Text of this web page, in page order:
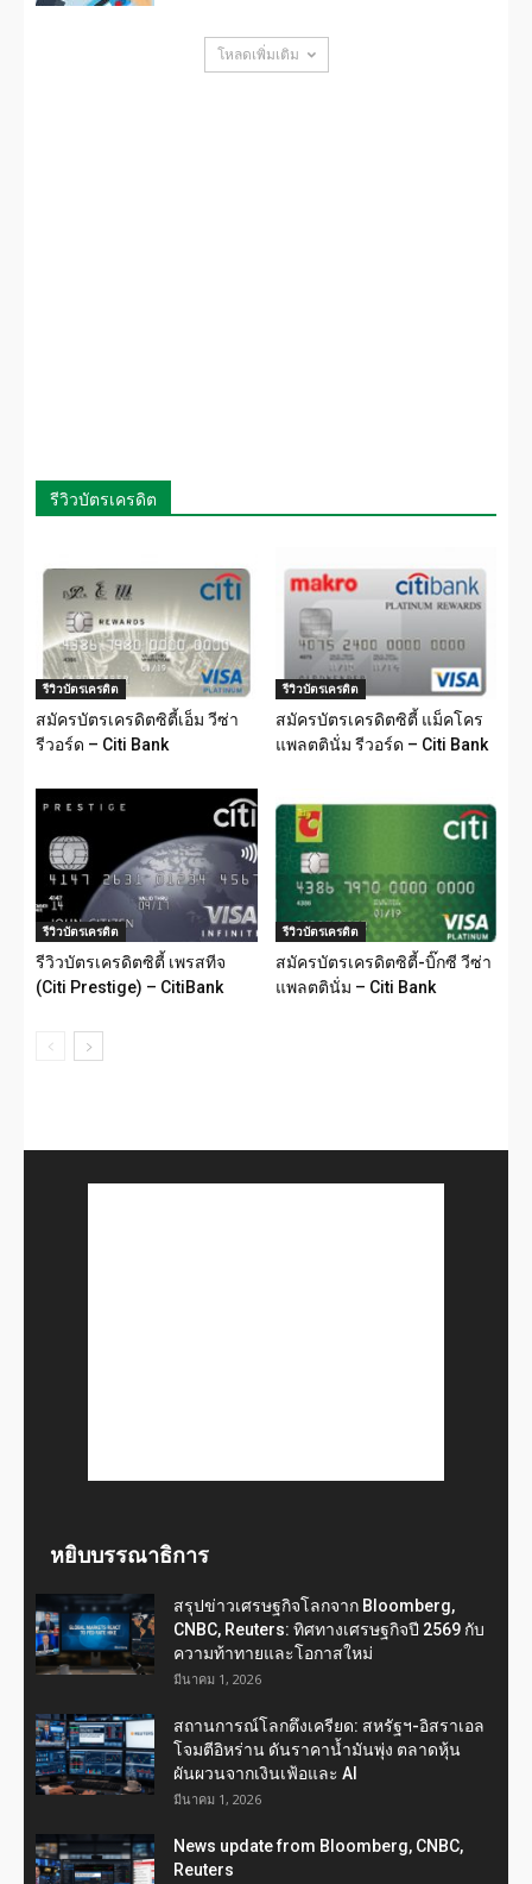
โหลดเพิ่มเติม
รีวิวบัตรเครดิต
รีวิวบัตรเครดิต
สมัครบัตรเครดิตซิตี้เอ็ม วีซ่า
รีวอร์ด – Citi Bank
รีวิวบัตรเครดิต
สมัครบัตรเครดิตซิตี้ แม็คโคร
แพลตตินั่ม รีวอร์ด – Citi Bank
รีวิวบัตรเครดิต
รีวิวบัตรเครดิตซิตี้ เพรสทีจ
(Citi Prestige) – CitiBank
รีวิวบัตรเครดิต
สมัครบัตรเครดิตซิตี้-บิ๊กซี วีซ่า
แพลตตินั่ม – Citi Bank
หยิบบรรณาธิการ
สรุปข่าวเศรษฐกิจโลกจาก Bloomberg,
CNBC, Reuters: ทิศทางเศรษฐกิจปี 2569 กับ
ความท้าทายและโอกาสใหม่
มีนาคม 1, 2026
สถานการณ์โลกตึงเครียด: สหรัฐฯ-อิสราเอล
โจมตีอิหร่าน ดันราคาน้ำมันพุ่ง ตลาดหุ้น
ผันผวนจากเงินเฟ้อและ AI
มีนาคม 1, 2026
News update from Bloomberg, CNBC,
Reuters